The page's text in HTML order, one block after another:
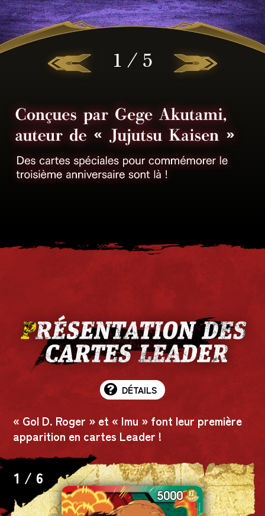
1 / 5
DÉTAILS
« Gol D. Roger » et « Imu » font leur première
apparition en cartes Leader !
1 / 6